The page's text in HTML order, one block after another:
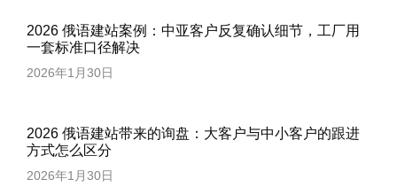
2026 俄语建站案例：中亚客户反复确认细节，工厂用
一套标准口径解决
2026年1月30日
2026 俄语建站带来的询盘：大客户与中小客户的跟进
方式怎么区分
2026年1月30日